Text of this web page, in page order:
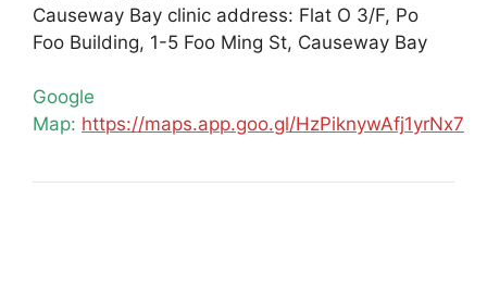
Causeway Bay clinic address: Flat O 3/F, Po
Foo Building, 1-5 Foo Ming St, Causeway Bay
Google
Map: https://maps.app.goo.gl/HzPiknywAfj1yrNx7